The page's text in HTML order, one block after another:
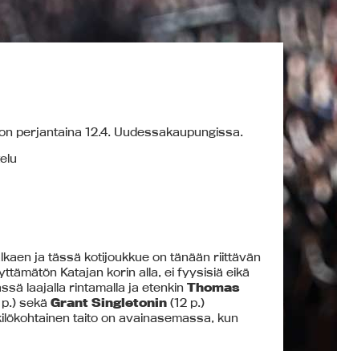
perjantaina 12.4. Uudessakaupungissa.
ja tässä kotijoukkue on tänään riittävän
Katajan korin alla, ei fyysisiä eikä
laajalla rintamalla ja etenkin Thomas
sekä Grant Singletonin(12 p.)
taito on avainasemassa, kun